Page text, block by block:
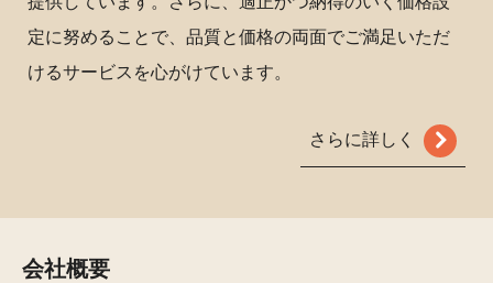
定に努めることで、品質と価格の両面でご満足いただ
けるサービスを心がけています。
さらに詳しく
会社概要